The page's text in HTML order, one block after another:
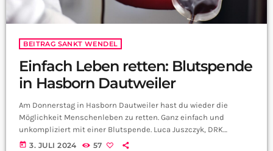
BEITRAG SANKT WENDEL
Einfach Leben retten: Blutspende
in Hasborn Dautweiler
Am Donnerstag in Hasborn Dautweiler hast du wieder die
Möglichkeit Menschenleben zu retten. Ganz einfach und
unkompliziert mit einer Blutspende. Luca Juszczyk, DRK
Notfallsanitäter im Kreis St. Wendel hat uns die neusten Infos
today 3. JULI 2024 57